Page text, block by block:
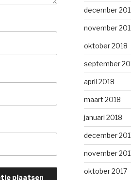
december
november
oktober 2018
september
april 2018
maart 2018
januari 2018
december
november
oktober 2017